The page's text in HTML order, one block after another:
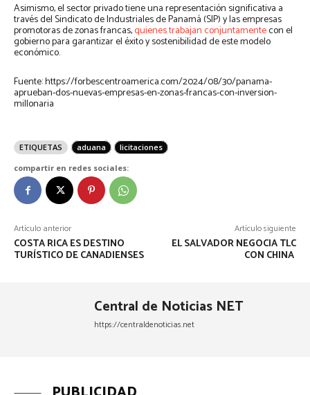
Asimismo, el sector privado tiene una representación significativa a
través del Sindicato de Industriales de Panamá (SIP) y las empresas
promotoras de zonas francas,quienes trabajan conjuntamentecon el
gobierno para garantizar el éxito y sostenibilidad de este modelo
económico.
Fuente: https://forbescentroamerica.com/2024/08/30/panama-
aprueban-dos-nuevas-empresas-en-zonas-francas-con-inversion-
millonaria
ETIQUETAS aduana
licitaciones
compartir en redes sociales:
Artículo anterior
COSTA RICA ES DESTINO
TURÍSTICO DE CANADIENSES
Artículo siguiente
EL SALVADOR NEGOCIA TLC
CON CHINA
Central de Noticias NET
https://centraldenoticias.net